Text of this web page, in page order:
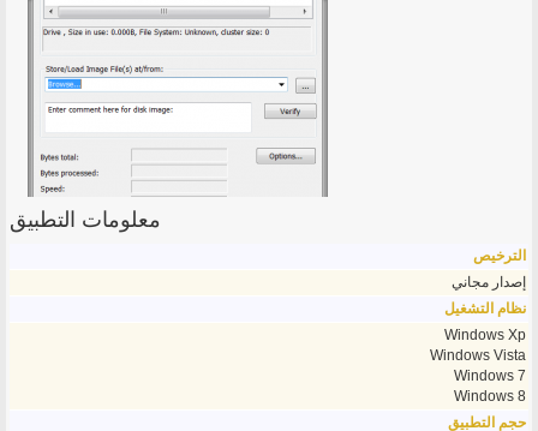
معلومات التطبيق
الترخيص
إصدار مجاني
نظام التشغيل
Windows Xp
Windows Vista
Windows 7
Windows 8
حجم التطبيق